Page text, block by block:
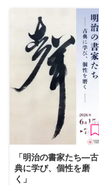
「明治の書家たち―古
典に学び、個性を磨
く」